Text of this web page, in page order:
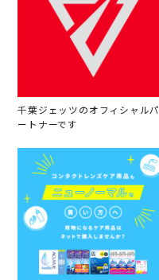
千葉ジェッツのオフィシャルパ
ートナーです